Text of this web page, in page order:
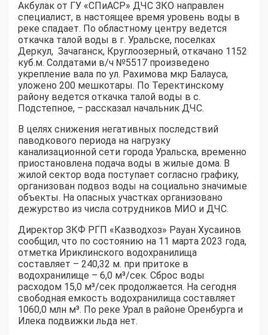
Акбулак от ГУ «СПиАСР» ДЧС ЗКО направлен
специалист, в настоящее время уровень воды в
реке спадает. По областному центру ведется
откачка талой воды в г. Уральске, поселках
Деркул, Зачаганск, Круглоозерный, откачано 1152
куб.м. Солдатами в/ч №5517 произведено
укрепление вала по ул. Рахимова мкр Балауса,
уложено 200 мешкотары. По Теректинскому
району ведется откачка талой воды в с.
Подстепное, – рассказал начальник ДЧС.
В целях снижения негативных последствий
паводкового периода на нагрузку
канализационной сети города Уральска, временно
приостановлена подача воды в жилые дома. В
жилой сектор вода поступает согласно графику,
организован подвоз воды на социально значимые
объекты. На опасных участках организовано
дежурство из числа сотрудников МИО и ДЧС.
Директор ЗКФ РГП «Казводхоз» Рауан Хусаинов
сообщил, что по состоянию на 11 марта 2023 года,
отметка Ириклинского водохранилища
составляет – 240,32 м. при притоке в
водохранилище – 6,0 м³/сек. Сброс воды
расходом 15,0 м³/сек продолжается. На сегодня
свободная емкость водохранилища составляет
1060,0 млн м³. По реке Урал в районе Оренбурга и
Илека подвижки льда нет.